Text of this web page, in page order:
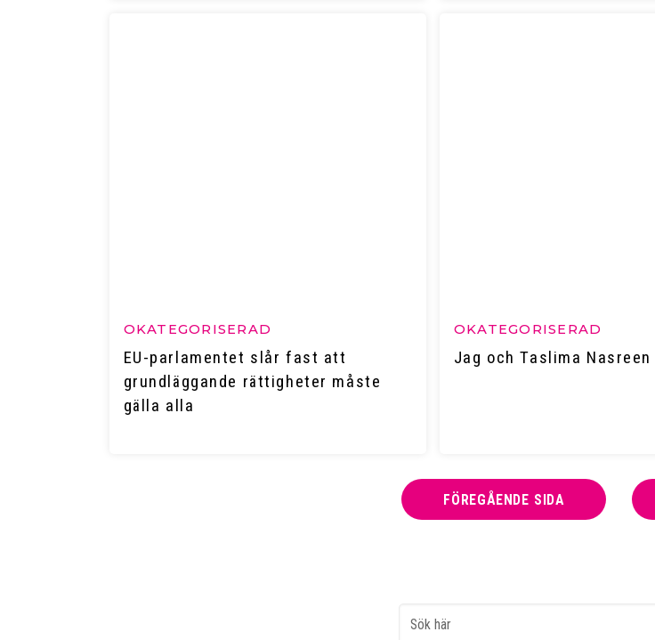
OKATEGORISERAD
EU-parlamentet slår fast att
grundläggande rättigheter måste
gälla alla
OKATEGORISERAD
Jag och Taslima Nasreen
FÖREGÅENDE SIDA